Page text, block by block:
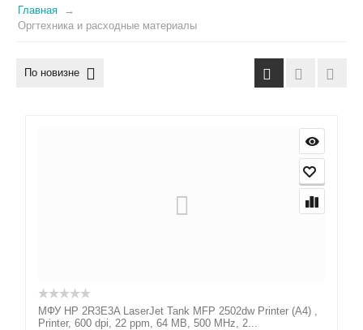
Главная
Оргтехника и расходные материалы
По новизне
МФУ HP 2R3E3A LaserJet Tank MFP 2502dw Printer (A4) ,
Printer, 600 dpi, 22 ppm, 64 MB, 500 MHz, 2...